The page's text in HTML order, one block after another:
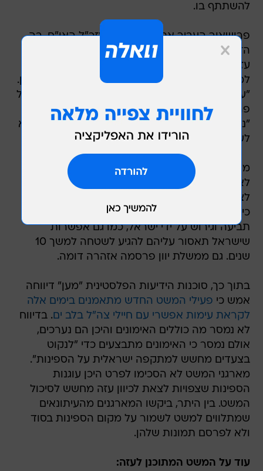
להשתתף בו.
פרושאור העביר אתמול אגרת למזכ"ל האו"ם, בה
הזהיר מפני השלכות משט הסיוע המתוכנן לרצועת
עזה. "ישראל קוראת לכל המדינות לעשות הכל כדי
למנוע את צאת המשט", כתב פרושאור לבאן קי-מון.
"על המדינות להתריע בפני אזרחיהן מפני סיכונים של
פרובוקציה כזו". לטענת השגריר פרושאור, המשט
"נושא דגל שקרי של סיוע הומניטרי אך לא נועד אלא
לשרת אג'נדה פוליטית קיצונית".
מחלקת המדינה האמריקאית פרסמה אזהרת מסע
לאזרחי ארה"ב מפני השתתפות במשט שאמור
לצאת בימים הקרובים לרצועת עזה. באזהרה נכתב,
כי השתתפות במסע עלולה לגרור מעצר, הגשת
תביעה וגירוש על ידי ישראל, כמו גם אפשרות
שישראל תאסור עליהם להגיע לשטחה למשך 10
שנים. גם ממשלת יוון פרסמה אזהרה דומה.
בתוך כך, סוכנות הידיעות הפלסטינית "מען" דיווחה
אמש כי פעילי המשט החדש מתאמנים בימים אלה
לקראת עימות אפשרי עם חיילי צה"ל בלב ים. בדיווח
לא נמסר מה כוללים האימונים והיכן הם נערכים,
אולם נמסר כי האימונים מתבצעים כדי "לנקוט
בצעדים מחשש למתקפה ישראלית על הספינות".
מארגני המשט לא הסכימו לפרט היכן עוגנות
הספינות שצפויות לצאת לכיוון עזה מחשש לסיכול
המשט. בין היתר, ביקשו המארגנים מהעיתונאים
שמתלווים למשט לשמור על מקום הספינות בסוד
ולא לפרסם תמונות שלהן.
עוד על המשט המתוכנן לעזה: